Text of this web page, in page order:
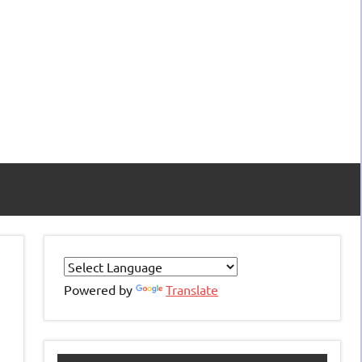
Powered by Translate